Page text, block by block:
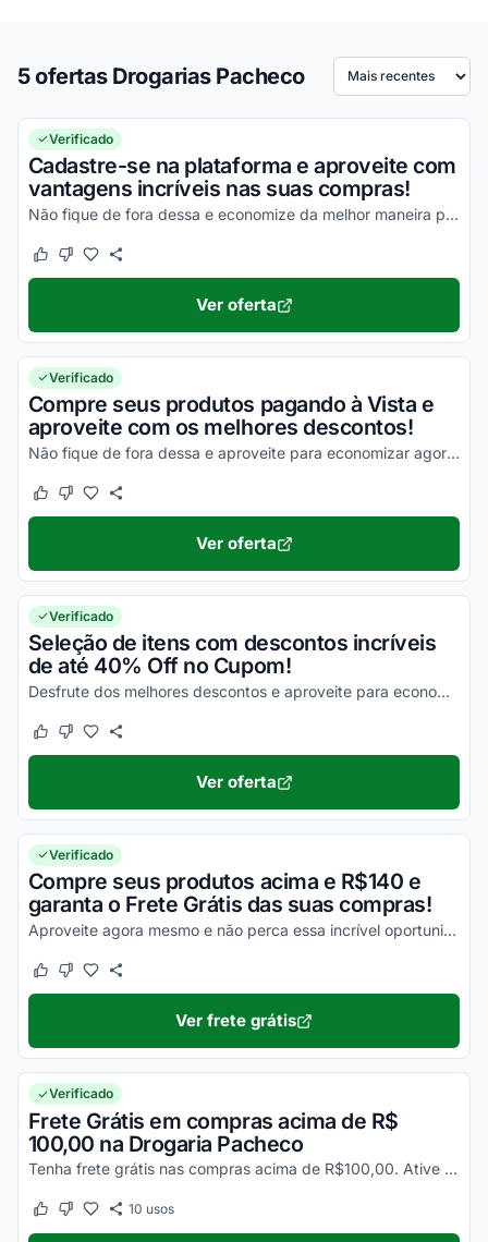
5 ofertas Drogarias Pacheco Ordenar por
Verificado
Cadastre-se na plataforma e aproveite com
vantagens incríveis nas suas compras!
Não fique de fora dessa e economize da melhor maneira possível!
Este cupom funcionou
Este cupom não funcionou
Ver oferta
Verificado
Compre seus produtos pagando à Vista e
aproveite com os melhores descontos!
Não fique de fora dessa e aproveite para economizar agora mesmo!
Este cupom funcionou
Este cupom não funcionou
Ver oferta
Verificado
Seleção de itens com descontos incríveis
de até 40% Off no Cupom!
Desfrute dos melhores descontos e aproveite para economizar de uma forma simples!
Este cupom funcionou
Este cupom não funcionou
Ver oferta
Verificado
Compre seus produtos acima e R$140 e
garanta o Frete Grátis das suas compras!
Aproveite agora mesmo e não perca essa incrível oportunidade para economizar!
Este cupom funcionou
Este cupom não funcionou
Ver frete grátis
Verificado
Frete Grátis em compras acima de R$
100,00 na Drogaria Pacheco
Tenha frete grátis nas compras acima de R$100,00. Ative o desconto e consulte as condições no site da Drogaria Pacheco!
Este cupom funcionou
Este cupom não funcionou
10 usos